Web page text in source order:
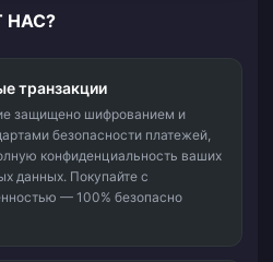
НАС?
транзакции
защищено шифрованием и
безопасности платежей,
конфиденциальность ваших
данных. Покупайте с
— 100% безопасно